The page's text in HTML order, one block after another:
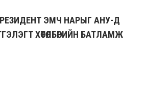
ЭМЧ НАРЫГ АНУ-Д
ХӨТӨЛБӨРИЙН БАТЛАМЖ